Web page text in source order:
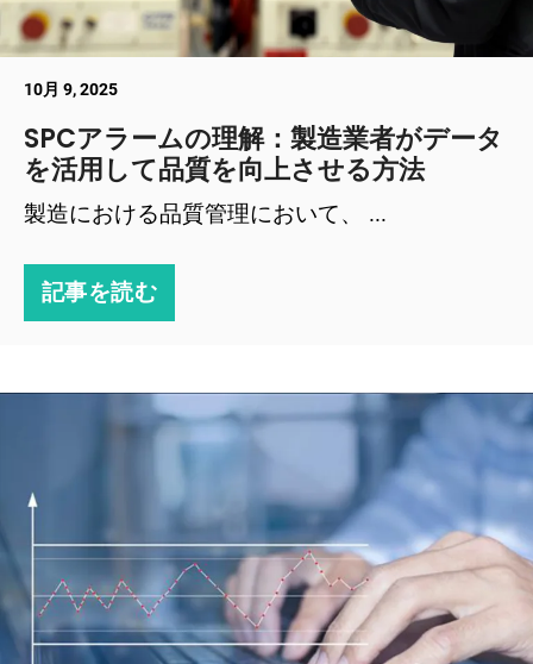
10月 9, 2025
SPCアラームの理解：製造業者がデータ
を活用して品質を向上させる方法
製造における品質管理において、 ...
記事を読む